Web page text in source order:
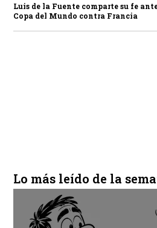
Luis de la Fuente comparte su fe
Copa del Mundo contra Francia
Lo más leído de la